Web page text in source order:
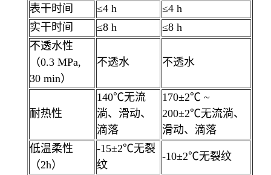
表干时间
≤4 h
≤4 h
实干时间
≤8 h
≤8 h
不透水性
（0.3 MPa,
30 min）
不透水 不透水
耐热性
140℃无流
淌、滑动、
滴落
170±2℃ ~
200±2℃无流淌、
滑动、滴落
低温柔性
（2h）
-15±2℃无裂
纹
-10±2℃无裂纹